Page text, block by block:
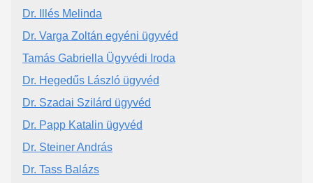
Dr. Illés Melinda
Dr. Varga Zoltán egyéni ügyvéd
Tamás Gabriella Ügyvédi Iroda
Dr. Hegedűs László ügyvéd
Dr. Szadai Szilárd ügyvéd
Dr. Papp Katalin ügyvéd
Dr. Steiner András
Dr. Tass Balázs